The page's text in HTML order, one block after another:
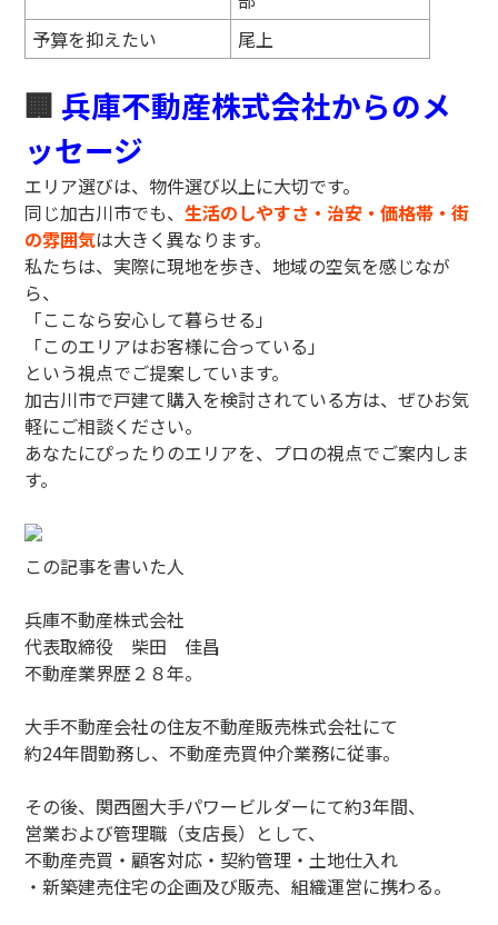
予算を抑えたい
尾上
🏢 兵庫不動産株式会社からのメ
ッセージ
エリア選びは、物件選び以上に大切です。
同じ加古川市でも、生活のしやすさ・治安・価格帯・街
の雰囲気は大きく異なります。
私たちは、実際に現地を歩き、地域の空気を感じなが
ら、
「ここなら安心して暮らせる」
「このエリアはお客様に合っている」
という視点でご提案しています。
加古川市で戸建て購入を検討されている方は、ぜひお気
軽にご相談ください。
あなたにぴったりのエリアを、プロの視点でご案内しま
す。
この記事を書いた人
兵庫不動産株式会社
代表取締役 柴田 佳昌
不動産業界歴２８年。
大手不動産会社の住友不動産販売株式会社にて
約24年間勤務し、不動産売買仲介業務に従事。
その後、関西圏大手パワービルダーにて約3年間、
営業および管理職（支店長）として、
不動産売買・顧客対応・契約管理・土地仕入れ
・新築建売住宅の企画及び販売、組織運営に携わる。